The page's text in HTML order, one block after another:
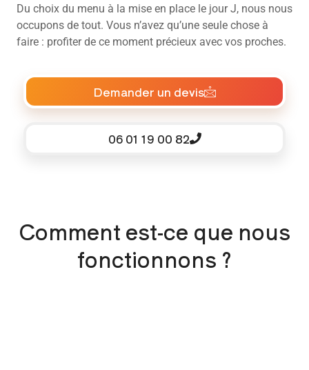
Du choix du menu à la mise en place le jour J, nous nous
occupons de tout. Vous n’avez qu’une seule chose à
faire : profiter de ce moment précieux avec vos proches.
Demander un devis
06 01 19 00 82
Comment est-ce que nous
fonctionnons ?